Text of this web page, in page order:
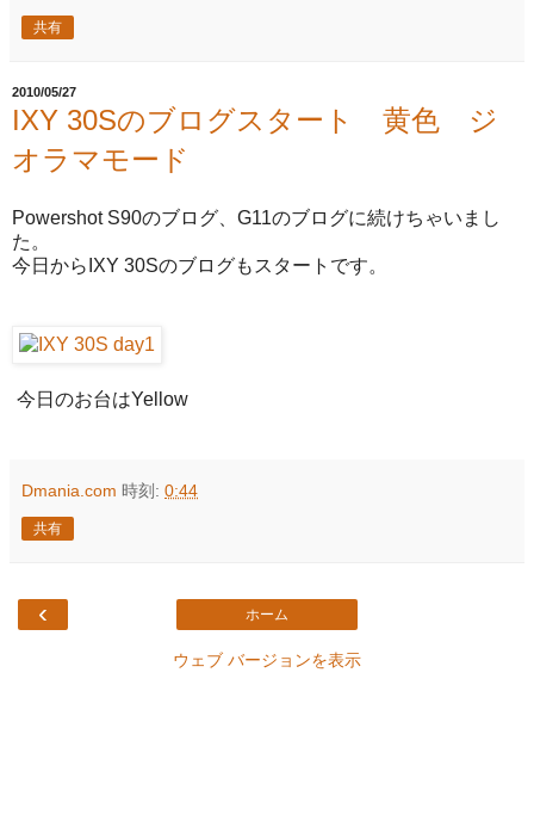
共有
2010/05/27
IXY 30Sのブログスタート 黄色 ジ
オラマモード
Powershot S90のブログ、G11のブログに続けちゃいまし
た。
今日からIXY 30Sのブログもスタートです。
今日のお台はYellow
Dmania.com 時刻: 0:44
共有
‹ ホーム
ウェブ バージョンを表示